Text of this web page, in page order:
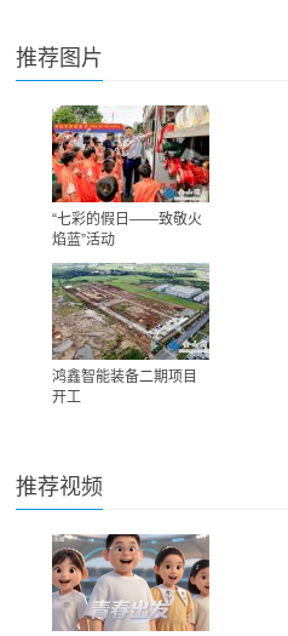
推荐图片
“七彩的假日——致敬火
焰蓝”活动
鸿鑫智能装备二期项目
开工
推荐视频